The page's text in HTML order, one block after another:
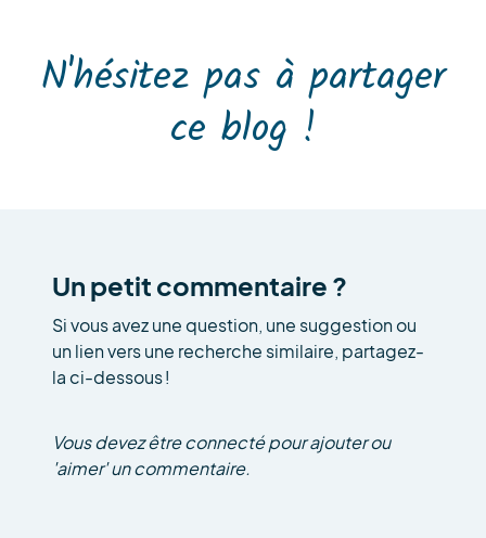
N'hésitez pas à partager
ce blog !
Un petit commentaire ?
Si vous avez une question, une suggestion ou
un lien vers une recherche similaire, partagez-
la ci-dessous !
Vous devez êtreconnectépour ajouter ou
'aimer' un commentaire.